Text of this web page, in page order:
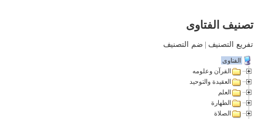
تصنيف الفتاوى
تفريع التصنيف | ضم التصنيف
الفتاوى
القرآن وعلومه
العقيدة والتوحيد
العلم
الطهارة
الصلاة